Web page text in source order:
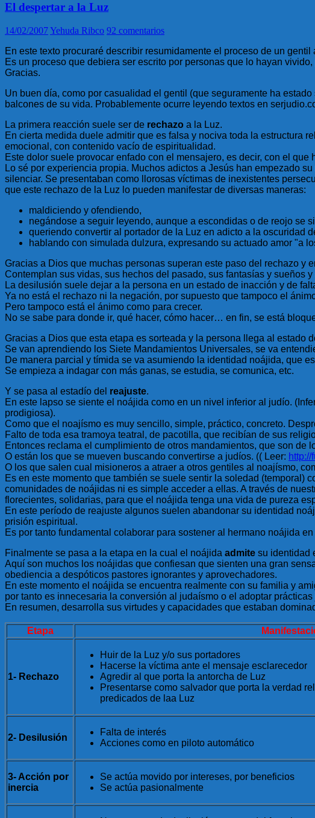
El despertar a la Luz
14/02/2007Yehuda Ribco 92 comentarios
En este texto procuraré describir resumidamente el proceso de un
Es un proceso que debiera ser escrito por personas que lo hayan
Gracias.
Un buen día, como por casualidad el gentil (que seguramente ha
balcones de su vida. Probablemente ocurre leyendo textos en
La primera reacción suele ser de rechazo a la Luz.
En cierta medida duele admitir que es falsa y nociva toda la estructura
emocional, con contenido vacío de espiritualidad.
Este dolor suele provocar enfado con el mensajero, es decir, con el que
Lo sé por experiencia propia. Muchos adictos a Jesús han empezado
silenciar. Se presentaban como llorosas víctimas de inexistentes
que este rechazo de la Luz lo pueden manifestar de diversas maneras:
maldiciendo y ofendiendo,
negándose a seguir leyendo, aunque a escondidas o de reojo se
queriendo convertir al portador de la Luz en adicto a la oscuridad
hablando con simulada dulzura, expresando su actuado amor "a
Gracias a Dios que muchas personas superan este paso del rechazo y
Contemplan sus vidas, sus hechos del pasado, sus fantasías y sueños
La desilusión suele dejar a la persona en un estado de inacción y de
Ya no está el rechazo ni la negación, por supuesto que tampoco el
Pero tampoco está el ánimo como para crecer.
No se sabe para donde ir, qué hacer, cómo hacer… en fin, se está
Gracias a Dios que esta etapa es sorteada y la persona llega al estado
Se van aprendiendo los Siete Mandamientos Universales, se va
De manera parcial y tímida se va asumiendo la identidad noájida, que
Se empieza a indagar con más ganas, se estudia, se comunica, etc.
Y se pasa al estadío del reajuste.
En este lapso se siente el noájida como en un nivel inferior al judío.
prodigiosa).
Como que el noajísmo es muy sencillo, simple, práctico, concreto.
Falto de toda esa tramoya teatral, de pacotilla, que recibían de sus
Entonces reclama el cumplimiento de otros mandamientos, que son de
O están los que se mueven buscando convertirse a judíos. (( Leer:
O los que salen cual misioneros a atraer a otros gentiles al noajísmo,
Es en este momento que también se suele sentir la soledad
comunidades de noájidas ni es simple acceder a ellas. A través de
florecientes, solidarias, para que el noájida tenga una vida de pureza
En este período de reajuste algunos suelen abandonar su identidad
prisión espiritual.
Es por tanto fundamental colaborar para sostener al hermano noájida
Finalmente se pasa a la etapa en la cual el noájida admite su identidad
Aquí son muchos los noájidas que confiesan que sienten una gran
obediencia a despóticos pastores ignorantes y aprovechadores.
En este momento el noájida se encuentra realmente con su familia y
por tanto es innecesaria la conversión al judaísmo o el adoptar
En resumen, desarrolla sus virtudes y capacidades que estaban
Etapa
1- Rechazo
Huir de la Luz y/o sus portadores
Hacerse la víctima ante el mensaje esclarecedor
Agredir al que porta la antorcha de Luz
Presentarse como salvador que porta la verdad
predicados de laa Luz
2- Desilusión
Falta de interés
Acciones como en piloto automático
3- Acción por
inercia
Se actúa movido por intereses, por beneficios
Se actúa pasionalmente